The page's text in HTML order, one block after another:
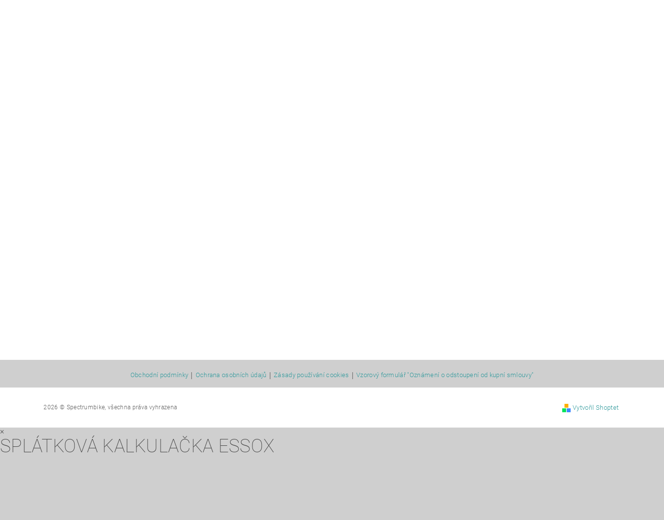
Obchodní podmínky | Ochrana osobních údajů | Zásady používání cookies | Vzorový formulář "Oznámení o odstoupení od kupní smlouvy"
2026 © Spectrumbike, všechna práva vyhrazena Vytvořil Shoptet
×
SPLÁTKOVÁ KALKULAČKA ESSOX